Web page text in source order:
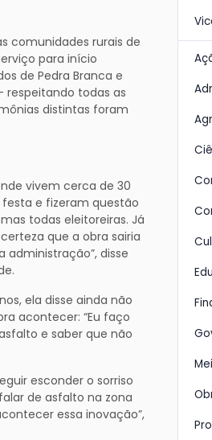
comunidades rurais de
para início
de Pedra Branca e
respeitando todas as
distintas foram
vivem cerca de 30
e fizeram questão
todas eleitoreiras. Já
que a obra sairia
administração”, disse
ela disse ainda não
acontecer: “Eu faço
e saber que não
esconder o sorriso
de asfalto na zona
essa inovação”,